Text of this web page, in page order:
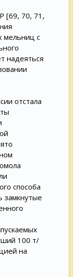
[69, 70, 71,
мельниц с
надеяться
отстала
способа
замкнутые
100 т/
на